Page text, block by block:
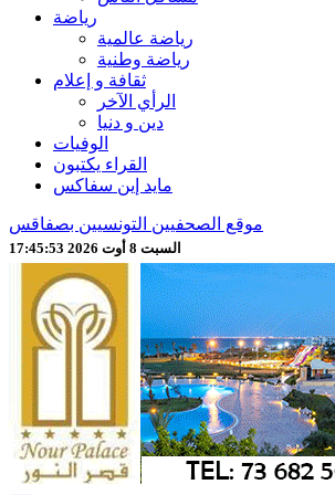
رياضة
رياضة عالمية
رياضة وطنية
ثقافة و إعلام
الرأي الآخر
دين و دنيا
الوفيات
القراء يكتبون
مايد إين سفاكس
موقع الصحفيين التونسيين بصفاقس
السبت 8 أوت 2026 17:45:55